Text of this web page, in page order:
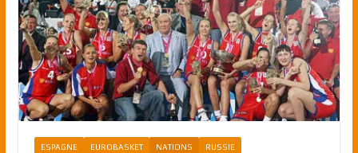
ESPAGNE EUROBASKET NATIONS RUSSIE